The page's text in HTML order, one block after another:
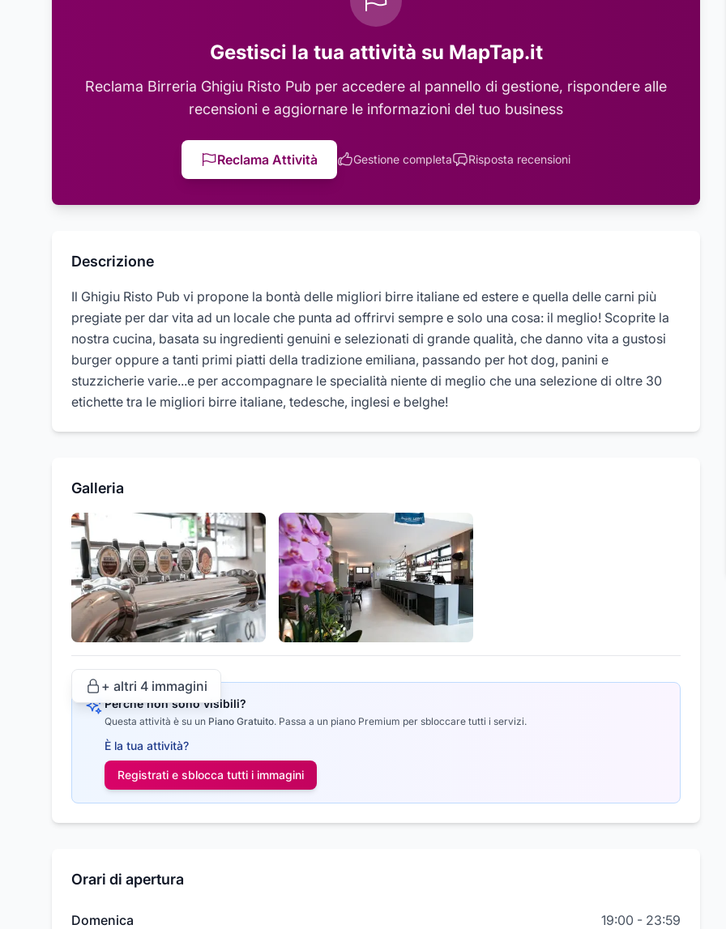
Gestisci la tua attività su MapTap.it
Reclama Birreria Ghigiu Risto Pub per accedere al pannello di gestione, rispondere alle
recensioni e aggiornare le informazioni del tuo business
Reclama Attività Gestione completa Risposta recensioni
Descrizione
Il Ghigiu Risto Pub vi propone la bontà delle migliori birre italiane ed estere e quella delle carni più
pregiate per dar vita ad un locale che punta ad offrirvi sempre e solo una cosa: il meglio! Scoprite la
nostra cucina, basata su ingredienti genuini e selezionati di grande qualità, che danno vita a gustosi
burger oppure a tanti primi piatti della tradizione emiliana, passando per hot dog, panini e
stuzzicherie varie...e per accompagnare le specialità niente di meglio che una selezione di oltre 30
etichette tra le migliori birre italiane, tedesche, inglesi e belghe!
Galleria
+ altri 4 immagini
Perché non sono visibili?
Questa attività è su un Piano Gratuito. Passa a un piano Premium per sbloccare tutti i servizi.
È la tua attività?
Registrati e sblocca tutti i immagini
Orari di apertura
Domenica 19:00 - 23:59